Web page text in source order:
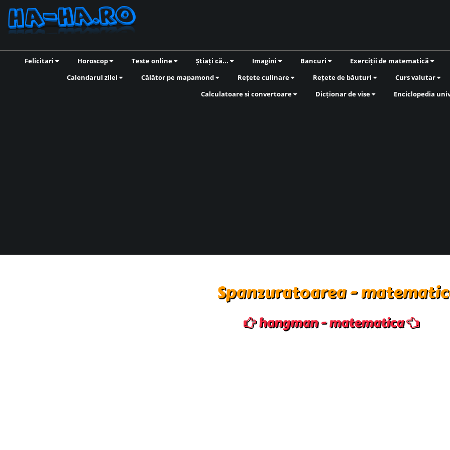
Felicitari Horoscop Teste online Știați că... Imagini Bancuri
Exerciții de matematică
Calendarul zilei
Călător pe mapamond Rețete culinare Rețete de băuturi
Curs valutar
Calculatoare si convertoare
Dicționar de vise Enciclopedia
Spanzuratoarea -
hangman - matematica